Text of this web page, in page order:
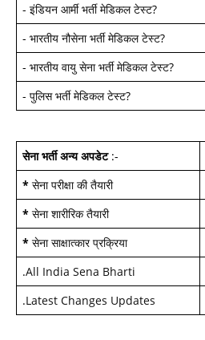
- इंडियन आर्मी भर्ती मेडिकल टेस्ट?
- भारतीय नौसेना भर्ती मेडिकल टेस्ट?
- भारतीय वायु सेना भर्ती मेडिकल टेस्ट?
- पुलिस भर्ती मेडिकल टेस्ट?
सेना भर्ती अन्य अपडेट:-
* सेना परीक्षा की तैयारी
* सेना शारीरिक तैयारी
* सेना साक्षात्कार प्रक्रिया
.All India Sena Bharti
.Latest Changes Updates